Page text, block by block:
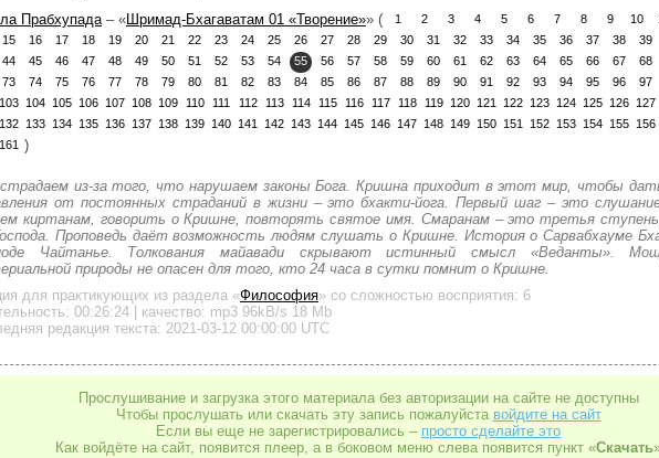
Прабхупада – « Шримад-Бхагаватам 01 «Творение»» ( 1 2 3 4 5 6 7 8 9 10
15 16 17 18 19 20 21 22 23 24 25 26 27 28 29 30 31 32 33 34 35 36 37 38 39
44 45 46 47 48 49 50 51 52 53 54 55 56 57 58 59 60 61 62 63 64 65 66 67 68
73 74 75 76 77 78 79 80 81 82 83 84 85 86 87 88 89 90 91 92 93 94 95 96 97
103 104 105 106 107 108 109 110 111 112 113 114 115 116 117 118 119 120 121 122 123 124 125 126 127
132 133 134 135 136 137 138 139 140 141 142 143 144 145 146 147 148 149 150 151 152 153 154 155 156
161 )
из-за того, что нарушаем законы Бога. Кришна приходит в этот мир, чтобы
от постоянных страданий в жизни – это бхакти-йога. Первый шаг – это
киртанам, говорить о Кришне, повторять святое имя. Смаранам – это третья
Проповедь даёт возможность людям слушать о Кришне. История о Сарвабхауме
Чайтанье. Толкования майавади скрывают истинный смысл «Веданты».
природы не опасен для того, кто 24 часа в сутки помнит о Кришне.
для практикующих из раздела «Философия» со сложностью восприятия: 6
00:26:24 | качество: mp3 96kB/s 18 Mb
редакция текста: 2021-03-12 00:00:00 UTC
Прослушивание и загрузка этого материала без авторизации на сайте не доступны
Чтобы прослушать или скачать эту запись пожалуйста войдите на сайт
Если вы еще не зарегистрировались – просто сделайте это
Как войдёте на сайт, появится плеер, а в боковом меню слева появится пункт «Скачать